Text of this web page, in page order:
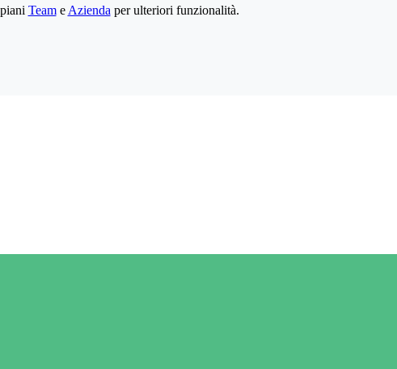
Teame Azienda per ulteriori funzionalità.